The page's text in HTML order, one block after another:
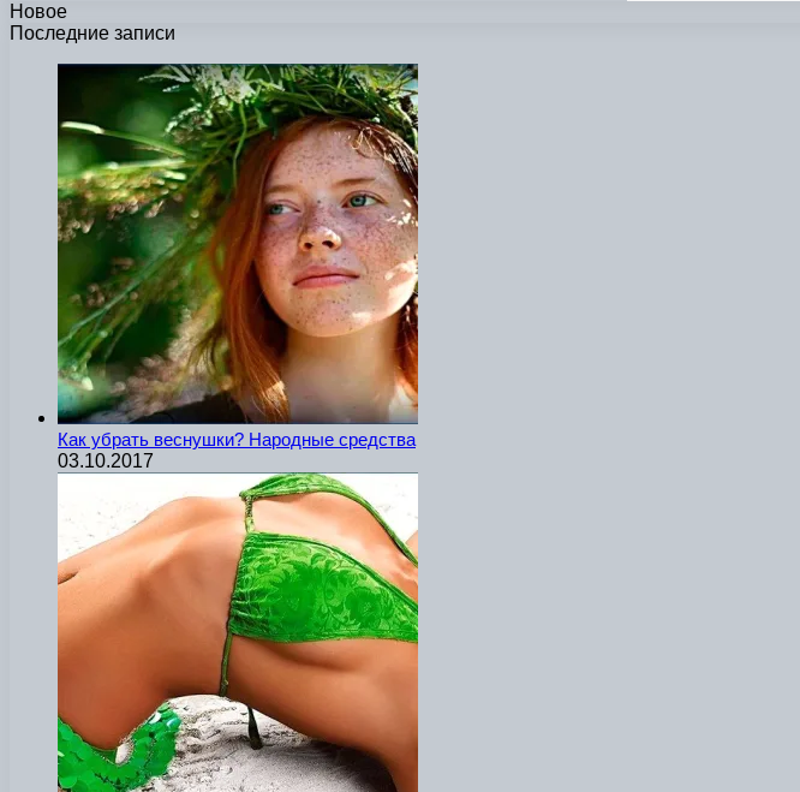
Новое
Последние записи
Как убрать веснушки? Народные средства
03.10.2017